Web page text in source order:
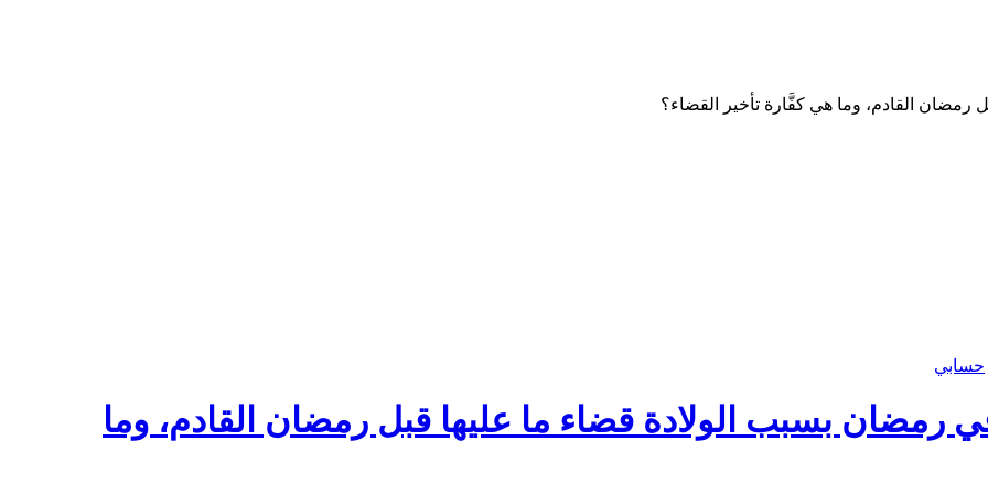
القادم، وما هي كفَّارة تأخير القضاء؟
حسابي
بسبب الولادة قضاء ما عليها قبل رمضان القادم، وما